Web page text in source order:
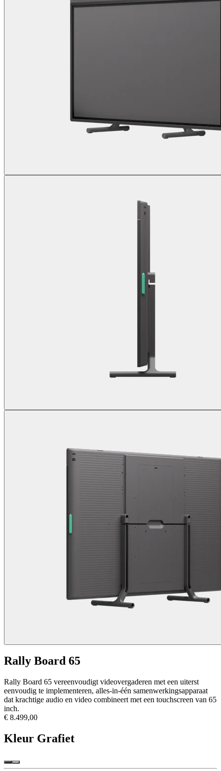
Rally Board 65
Rally Board 65 vereenvoudigt videovergaderen met een uiterst
eenvoudig te implementeren, alles-in-één samenwerkingsapparaat
dat krachtige audio en video combineert met een touchscreen van 65
inch.
€ 8.499,00
Kleur Grafiet